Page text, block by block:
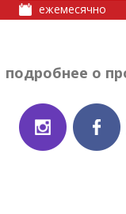
ежемесячно
подробнее о